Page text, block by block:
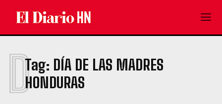
Tag: DÍA DE LAS MADRES
HONDURAS
D